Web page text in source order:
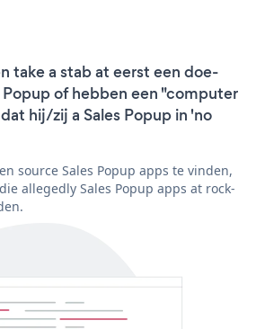
take a stab at eerst een doe-
of hebben een "computer
hij/zij a Sales Popup in 'no
source Sales Popup apps te vinden,
allegedly Sales Popup apps at rock-